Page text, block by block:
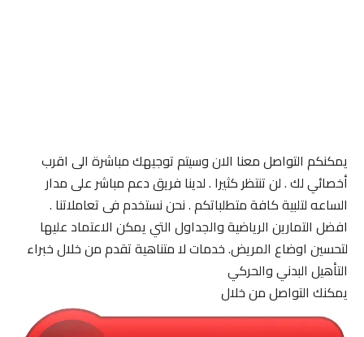
يمكنكم التواصل معنا الان وسيتم توجيهك مباشرة الى اقرب
أخصائي لك . لن تنتظر كثيرا . لدينا فريق دعم مباشر على مدار
الساعه لتلبية كافة متطلباتكم . نحن نستخدم فى تعاملاتنا .
افضل التمارين الرياضية والجداول التي يمكن الاعتماد عليها
لتحسين اوضاع المريض. خدمات لا متناهية تقدم من خلال خبراء
التأهيل البدني والحركي
يمكنك التواصل من خلال